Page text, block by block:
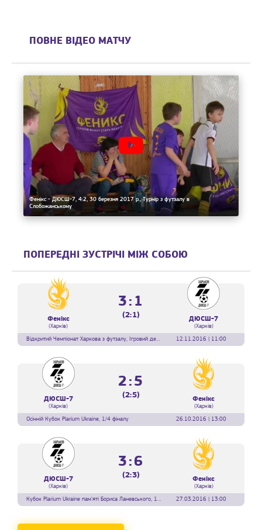
ПОВНЕ ВІДЕО МАТЧУ
Фенікс - ДЮСШ-7, 4:2, 30 березня 2017 р., Турнір з футзалу в
Слобожанському
ПОПЕРЕДНІ ЗУСТРІЧІ МІЖ СОБОЮ
Фенікс
(Харків)
3:1
(2:1) ДЮСШ-7
(Харків)
Відкритий Чемпіонат Харкова з футзалу, Ігровий день 1
12.11.2016 | 11:00
ДЮСШ-7
(Харків)
2:5
(2:5) Фенікс
(Харків)
Осінній Кубок Plarium Ukraine, 1/4 фіналу
26.10.2016 | 13:00
ДЮСШ-7
(Харків)
3:6
(2:3) Фенікс
(Харків)
Кубок Plarium Ukraine пам'яті Бориса Ланевського, 1 тур
27.03.2016 | 13:00